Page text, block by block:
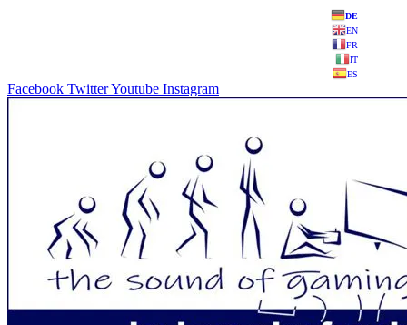
DE
EN
FR
IT
ES
Facebook TwitterYoutube Instagram